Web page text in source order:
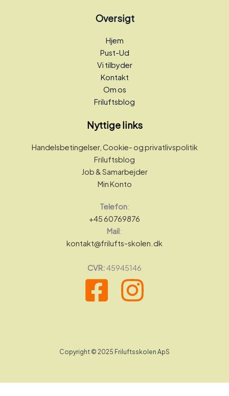
Oversigt
Hjem
Pust-Ud
Vi tilbyder
Kontakt
Om os
Friluftsblog
Nyttige links
Handelsbetingelser, Cookie- og privatlivspolitik
Friluftsblog
Job & Samarbejder
Min Konto
Telefon:
+45 60769876
Mail:
kontakt@frilufts-skolen.dk
CVR:45945146
Copyright © 2025 Friluftsskolen ApS